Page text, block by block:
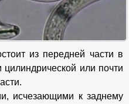
из передней части в
или почти
исчезающими к заднему